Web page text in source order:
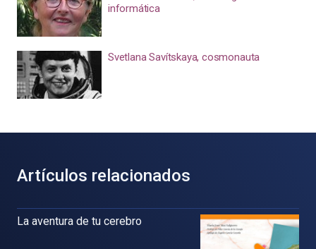
informática
Svetlana Savítskaya, cosmonauta
Artículos relacionados
La aventura de tu cerebro